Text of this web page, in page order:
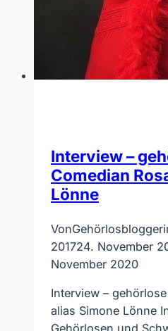
Interview –
Comedian
Lönne
Von
201724. November
November 2020
Interview –
alias Simone Lönne
Gehörlosen und